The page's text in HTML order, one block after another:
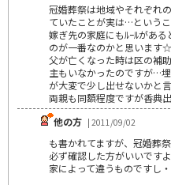
冠婚葬祭は地域やそれぞれ
ていたことが実は…という
嫁ぎ先の家庭にもﾙｰﾙがあ
のが一番なのかと思います
父が亡くなった時は区の補
主もいなかったのですが…
が大変で少し出せないかと
両親も同額程度ですが香典
他の方 | 2011/09/02
も書かれてますが、冠婚葬
必ず確認した方がいいですよ
家によって違うものですし・